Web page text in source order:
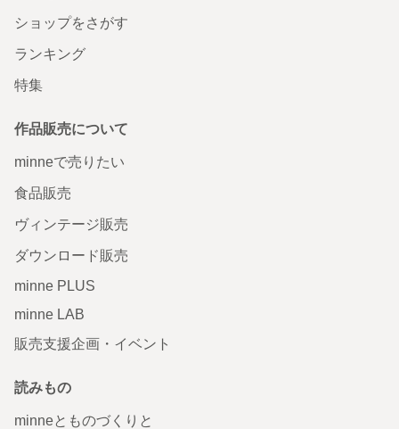
ショップをさがす
ランキング
特集
作品販売について
minneで売りたい
食品販売
ヴィンテージ販売
ダウンロード販売
minne PLUS
minne LAB
販売支援企画・イベント
読みもの
minneとものづくりと